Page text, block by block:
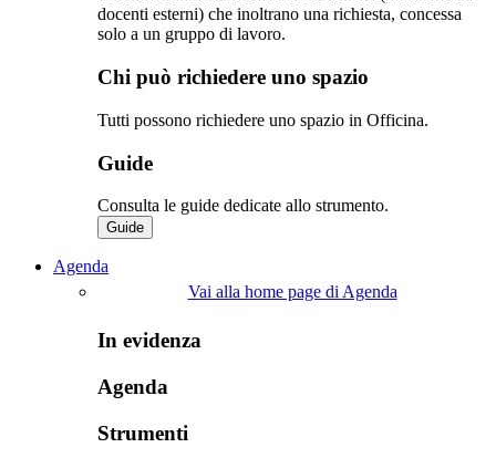
docenti esterni) che inoltrano una richiesta, concessa
solo a un gruppo di lavoro.​
Chi può richiedere uno spazio
Tutti possono richiedere uno spazio in Officina.
Guide
Consulta le guide dedicate allo strumento.
Guide
Agenda
Vai alla home page di Agenda
In evidenza
Agenda
Strumenti